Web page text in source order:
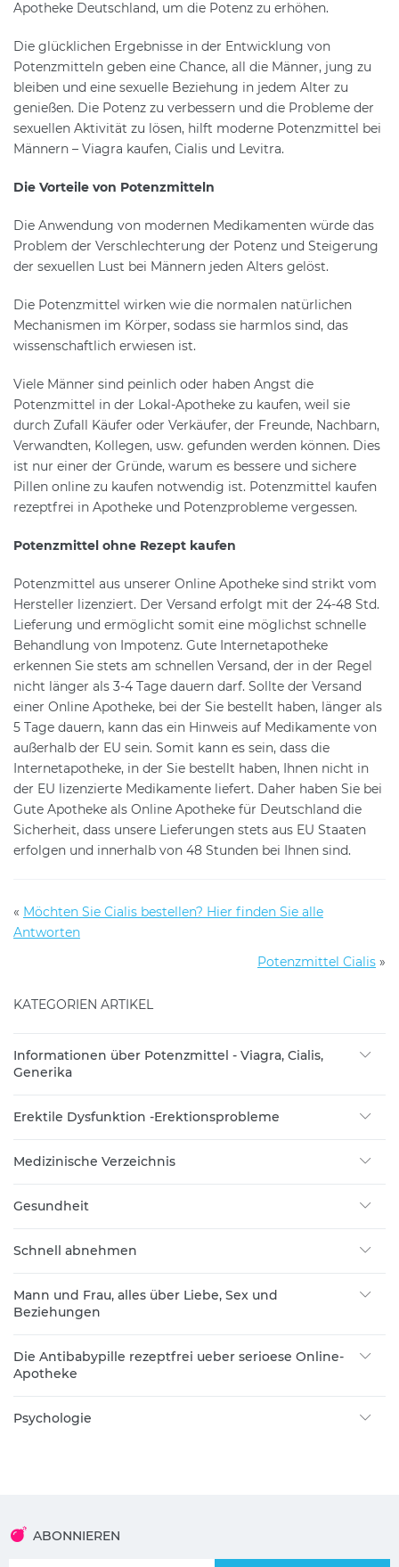
Apotheke Deutschland, um die Potenz zu erhöhen.
Die glücklichen Ergebnisse in der Entwicklung von
Potenzmitteln geben eine Chance, all die Männer, jung zu
bleiben und eine sexuelle Beziehung in jedem Alter zu
genießen. Die Potenz zu verbessern und die Probleme der
sexuellen Aktivität zu lösen, hilft moderne Potenzmittel bei
Männern – Viagra kaufen, Cialis und Levitra.
Die Vorteile von Potenzmitteln
Die Anwendung von modernen Medikamenten würde das
Problem der Verschlechterung der Potenz und Steigerung
der sexuellen Lust bei Männern jeden Alters gelöst.
Die Potenzmittel wirken wie die normalen natürlichen
Mechanismen im Körper, sodass sie harmlos sind, das
wissenschaftlich erwiesen ist.
Viele Männer sind peinlich oder haben Angst die
Potenzmittel in der Lokal-Apotheke zu kaufen, weil sie
durch Zufall Käufer oder Verkäufer, der Freunde, Nachbarn,
Verwandten, Kollegen, usw. gefunden werden können. Dies
ist nur einer der Gründe, warum es bessere und sichere
Pillen online zu kaufen notwendig ist. Potenzmittel kaufen
rezeptfrei in Apotheke und Potenzprobleme vergessen.
Potenzmittel ohne Rezept kaufen
Potenzmittel aus unserer Online Apotheke sind strikt vom
Hersteller lizenziert. Der Versand erfolgt mit der 24-48 Std.
Lieferung und ermöglicht somit eine möglichst schnelle
Behandlung von Impotenz. Gute Internetapotheke
erkennen Sie stets am schnellen Versand, der in der Regel
nicht länger als 3-4 Tage dauern darf. Sollte der Versand
einer Online Apotheke, bei der Sie bestellt haben, länger als
5 Tage dauern, kann das ein Hinweis auf Medikamente von
außerhalb der EU sein. Somit kann es sein, dass die
Internetapotheke, in der Sie bestellt haben, Ihnen nicht in
der EU lizenzierte Medikamente liefert. Daher haben Sie bei
Gute Apotheke als Online Apotheke für Deutschland die
Sicherheit, dass unsere Lieferungen stets aus EU Staaten
erfolgen und innerhalb von 48 Stunden bei Ihnen sind.
« Möchten Sie Cialis bestellen? Hier finden Sie alle
Antworten
Potenzmittel Cialis »
KATEGORIEN ARTIKEL
Informationen über Potenzmittel - Viagra, Cialis,
Generika
Erektile Dysfunktion -Erektionsprobleme
Medizinische Verzeichnis
Gesundheit
Schnell abnehmen
Mann und Frau, alles über Liebe, Sex und
Beziehungen
Die Antibabypille rezeptfrei ueber serioese Online-
Apotheke
Psychologie
ABONNIEREN